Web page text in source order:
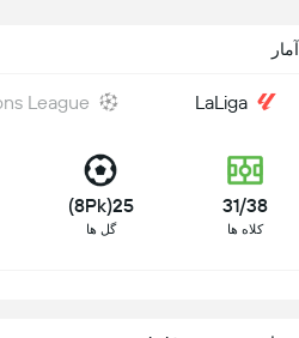
آمار
LaLiga
League
31/38
کلاه ها
25(8Pk)
گل ها